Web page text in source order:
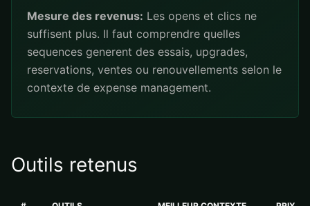
Mesure des revenus: Les opens et clics ne
suffisent plus. Il faut comprendre quelles
sequences generent des essais, upgrades,
reservations, ventes ou renouvellements selon le
contexte de expense management.
Outils retenus